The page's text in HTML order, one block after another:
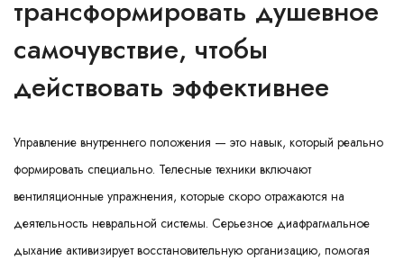
трансформировать душевное
самочувствие, чтобы
действовать эффективнее
Управление внутреннего положения — это навык, который реально
формировать специально. Телесные техники включают
вентиляционные упражнения, которые скоро отражаются на
деятельность невральной системы. Серьезное диафрагмальное
дыхание активизирует восстановительную организацию, помогая